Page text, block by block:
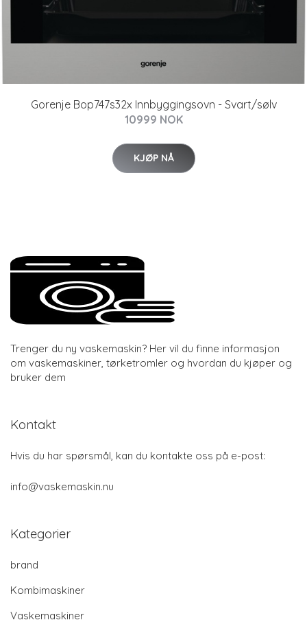
Gorenje Bop747s32x Innbyggingsovn - Svart/sølv
10999 NOK
KJØP NÅ
Trenger du ny vaskemaskin? Her vil du finne informasjon
om vaskemaskiner, tørketromler og hvordan du kjøper og
bruker dem
Kontakt
Hvis du har spørsmål, kan du kontakte oss på e-post:
info@vaskemaskin.nu
Kategorier
brand
Kombimaskiner
Vaskemaskiner